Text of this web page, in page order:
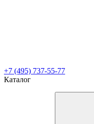
+7 (495) 737-55-77
Каталог